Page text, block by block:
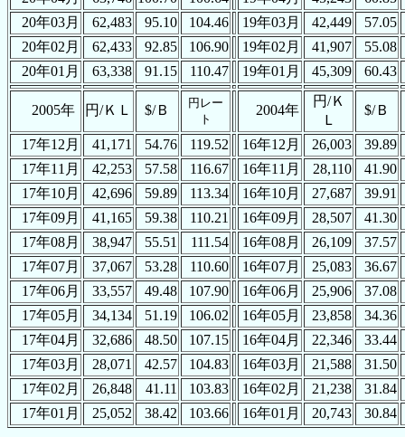
20年03月
62,483 95.10 104.46 19年03月 42,449
57.05
20年02月
62,433 92.85 106.90 19年02月 41,907
55.08
20年01月
63,338 91.15 110.47 19年01月 45,309 60.43
2005年 円/ＫＬ $/Ｂ
円レー
ト
2004年
円/Ｋ
Ｌ
$/Ｂ
17年12月 41,171 54.76 119.52 16年12月 26,003
39.89
17年11月
42,253 57.58 116.67 16年11月 28,110
41.90
17年10月
42,696 59.89 113.34 16年10月 27,687
39.91
17年09月
41,165 59.38 110.21 16年09月 28,507
41.30
17年08月
38,947 55.51 111.54 16年08月 26,109
37.57
17年07月
37,067 53.28 110.60 16年07月 25,083
36.67
17年06月
33,557 49.48 107.90 16年06月 25,906
37.08
17年05月
34,134 51.19 106.02 16年05月 23,858
34.36
17年04月
32,686 48.50 107.15 16年04月 22,346
33.44
17年03月
28,071 42.57 104.83 16年03月 21,588
31.50
17年02月
26,848 41.11 103.83 16年02月 21,238
31.84
17年01月
25,052 38.42 103.66 16年01月 20,743 30.84